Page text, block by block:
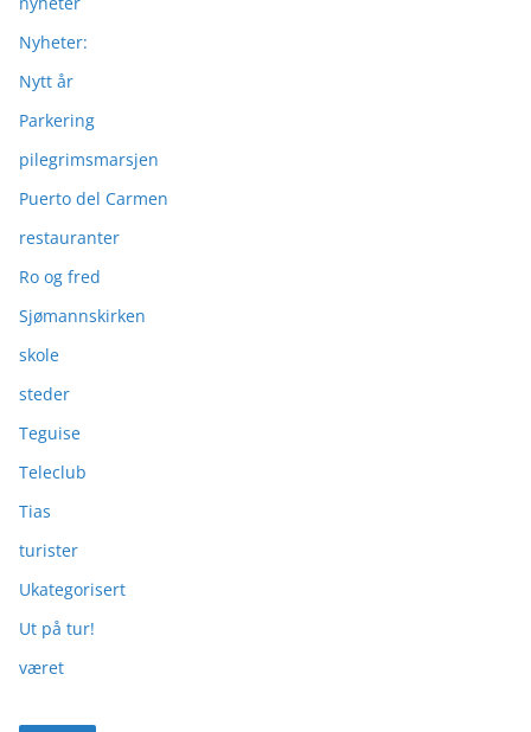
Nyheter:
Nytt år
Parkering
pilegrimsmarsjen
Puerto del Carmen
restauranter
Ro og fred
Sjømannskirken
skole
steder
Teguise
Teleclub
Tias
turister
Ukategorisert
Ut på tur!
været